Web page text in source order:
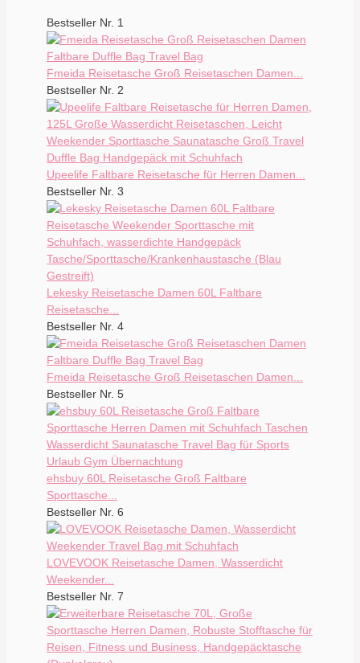
Bestseller Nr. 1
Fmeida Reisetasche Groß Reisetaschen Damen...
Bestseller Nr. 2
Upeelife Faltbare Reisetasche für Herren Damen...
Bestseller Nr. 3
Lekesky Reisetasche Damen 60L Faltbare
Reisetasche...
Bestseller Nr. 4
Fmeida Reisetasche Groß Reisetaschen Damen...
Bestseller Nr. 5
ehsbuy 60L Reisetasche Groß Faltbare
Sporttasche...
Bestseller Nr. 6
LOVEVOOK Reisetasche Damen, Wasserdicht
Weekender...
Bestseller Nr. 7